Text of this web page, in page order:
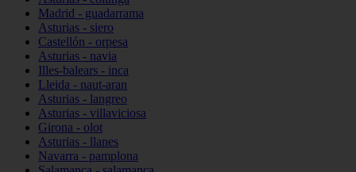
Madrid - guadarrama
Asturias - siero
Castellón - orpesa
Asturias - navia
Illes-balears - inca
Lleida - naut-aran
Asturias - langreo
Asturias - villaviciosa
Girona - olot
Asturias - llanes
Navarra - pamplona